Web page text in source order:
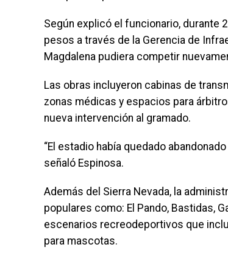
Según explicó el funcionario, durante
pesos a través de la Gerencia de
Magdalena pudiera competir
Las obras incluyeron cabinas de
zonas médicas y espacios para
nueva intervención al gramado.
“El estadio había quedado
señaló Espinosa.
Además del Sierra Nevada, la
populares como: El Pando, Bastidas,
escenarios recreodeportivos que
para mascotas.